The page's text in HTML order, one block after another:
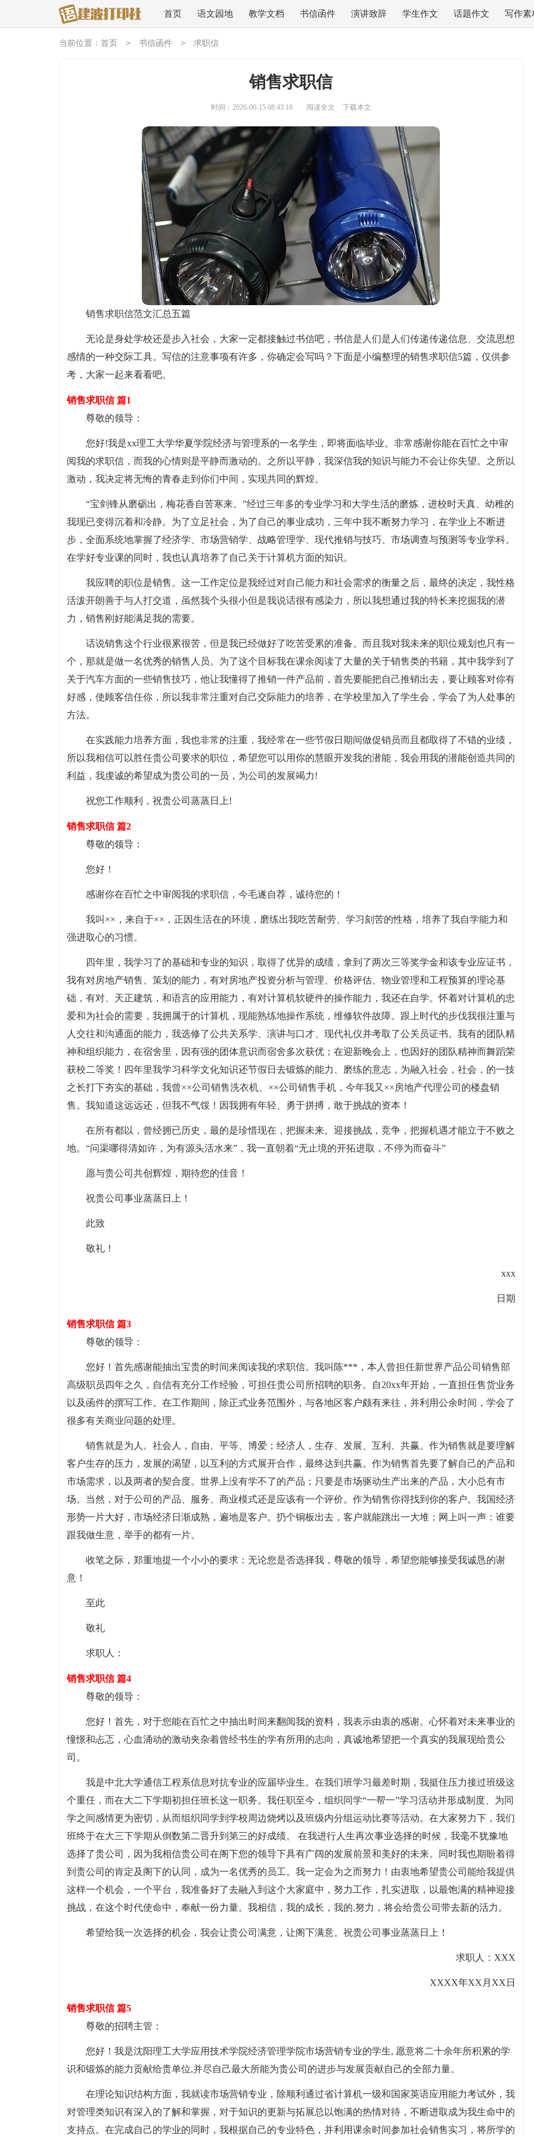
首页 语文园地 教学文档 书信函件 演讲致辞 学生作文 话题作文 写作素
当前位置： 首页 > 书信函件 > 求职信
销售求职信
时间：2026-06-15 08:43:18 阅读全文 下载本文
销售求职信范文汇总五篇
无论是身处学校还是步入社会，大家一定都接触过书信吧，书信是人们是人们传递传递信息、交流思想
感情的一种交际工具。写信的注意事项有许多，你确定会写吗？下面是小编整理的销售求职信5篇，仅供参
考，大家一起来看看吧。
销售求职信 篇1
尊敬的领导：
您好!我是xx理工大学华夏学院经济与管理系的一名学生，即将面临毕业。非常感谢你能在百忙之中审
阅我的求职信，而我的心情则是平静而激动的。之所以平静，我深信我的知识与能力不会让你失望。之所以
激动，我决定将无悔的青春走到你们中间，实现共同的辉煌。
“宝剑锋从磨砺出，梅花香自苦寒来。”经过三年多的专业学习和大学生活的磨炼，进校时天真、幼稚的
我现已变得沉着和冷静。为了立足社会，为了自己的事业成功，三年中我不断努力学习，在学业上不断进
步，全面系统地掌握了经济学、市场营销学、战略管理学、现代推销与技巧、市场调查与预测等专业学科。
在学好专业课的同时，我也认真培养了自己关于计算机方面的知识。
我应聘的职位是销售。这一工作定位是我经过对自己能力和社会需求的衡量之后，最终的决定，我性格
活泼开朗善于与人打交道，虽然我个头很小但是我说话很有感染力，所以我想通过我的特长来挖掘我的潜
力，销售刚好能满足我的需要。
话说销售这个行业很累很苦，但是我已经做好了吃苦受累的准备。而且我对我未来的职位规划也只有一
个，那就是做一名优秀的销售人员。为了这个目标我在课余阅读了大量的关于销售类的书籍，其中我学到了
关于汽车方面的一些销售技巧，他让我懂得了推销一件产品前，首先要能把自己推销出去，要让顾客对你有
好感，使顾客信任你，所以我非常注重对自己交际能力的培养，在学校里加入了学生会，学会了为人处事的
方法。
在实践能力培养方面，我也非常的注重，我经常在一些节假日期间做促销员而且都取得了不错的业绩，
所以我相信可以胜任贵公司要求的职位，希望您可以用你的慧眼开发我的潜能，我会用我的潜能创造共同的
利益，我虔诚的希望成为贵公司的一员，为公司的发展竭力!
祝您工作顺利，祝贵公司蒸蒸日上!
销售求职信 篇2
尊敬的领导：
您好！
感谢你在百忙之中审阅我的求职信，今毛遂自荐，诚待您的！
我叫××，来自于××，正因生活在的环境，磨练出我吃苦耐劳、学习刻苦的性格，培养了我自学能力和
强进取心的习惯。
四年里，我学习了的基础和专业的知识，取得了优异的成绩，拿到了两次三等奖学金和该专业应证书，
我有对房地产销售、策划的能力，有对房地产投资分析与管理、价格评估、物业管理和工程预算的理论基
础，有对、天正建筑，和语言的应用能力，有对计算机软硬件的操作能力，我还在自学。怀着对计算机的忠
爱和为社会的需要，我拥属于的计算机，现能熟练地操作系统，维修软件故障。跟上时代的步伐我很注重与
人交往和沟通面的能力，我选修了公共关系学、演讲与口才、现代礼仪并考取了公关员证书。我有的团队精
神和组织能力，在宿舍里，因有强的团体意识而宿舍多次获优；在迎新晚会上，也因好的团队精神而舞蹈荣
获校二等奖！四年里我学习科学文化知识还节假日去锻炼的能力、磨练的意志，为融入社会，社会，的一技
之长打下夯实的基础，我曾××公司销售洗衣机、××公司销售手机，今年我又××房地产代理公司的楼盘销
售。我知道这远远还，但我不气馁！因我拥有年轻、勇于拼搏，敢于挑战的资本！
在所有都以，曾经拥已历史，最的是珍惜现在，把握未来。迎接挑战，竞争，把握机遇才能立于不败之
地。“问渠哪得清如许，为有源头活水来”，我一直朝着“无止境的开拓进取，不停为而奋斗”
愿与贵公司共创辉煌，期待您的佳音！
祝贵公司事业蒸蒸日上！
此致
敬礼！
xxx
日期
销售求职信 篇3
尊敬的领导：
您好！首先感谢能抽出宝贵的时间来阅读我的求职信。我叫陈***，本人曾担任新世界产品公司销售部
高级职员四年之久，自信有充分工作经验，可担任贵公司所招聘的职务。自20xx年开始，一直担任售货业务
以及函件的撰写工作。在工作期间，除正式业务范围外，与各地区客户颇有来往，并利用公余时间，学会了
很多有关商业问题的处理。
销售就是为人。社会人，自由、平等、博爱；经济人，生存、发展、互利、共赢。作为销售就是要理解
客户生存的压力，发展的渴望，以互利的方式展开合作，最终达到共赢。作为销售首先要了解自己的产品和
市场需求，以及两者的契合度。世界上没有学不了的产品；只要是市场驱动生产出来的产品，大小总有市
场。当然，对于公司的产品、服务、商业模式还是应该有一个评价。作为销售你得找到你的客户。我国经济
形势一片大好，市场经济日渐成熟，遍地是客户。扔个铜板出去，客户就能跳出一大堆；网上叫一声：谁要
跟我做生意，举手的都有一片。
收笔之际，郑重地提一个小小的要求：无论您是否选择我，尊敬的领导，希望您能够接受我诚恳的谢
意！
至此
敬礼
求职人：
销售求职信 篇4
尊敬的领导：
您好！首先，对于您能在百忙之中抽出时间来翻阅我的资料，我表示由衷的感谢。心怀着对未来事业的
憧憬和忐忑，心血涌动的激动夹杂着曾经书生的学有所用的志向，真诚地希望把一个真实的我展现给贵公
司。
我是中北大学通信工程系信息对抗专业的应届毕业生。在我们班学习最差时期，我挺住压力接过班级这
个重任，而在大二下学期初担任班长这一职务。我任职至今，组织同学“一帮一”学习活动并形成制度、为同
学之间感情更为密切，从而组织同学到学校周边烧烤以及班级内分组运动比赛等活动。在大家努力下，我们
班终于在大三下学期从倒数第二晋升到第三的好成绩。 在我进行人生再次事业选择的时候，我毫不犹豫地
选择了贵公司，因为我相信贵公司在阁下您的领导下具有广阔的发展前景和美好的未来。同时我也期盼着得
到贵公司的肯定及阁下的认同，成为一名优秀的员工。我一定会为之而努力！由衷地希望贵公司能给我提供
这样一个机会，一个平台，我准备好了去融入到这个大家庭中，努力工作，扎实进取，以最饱满的精神迎接
挑战，在这个时代使命中，奉献一份力量。我相信，我的成长，我的.努力，将会给贵公司带去新的活力。
希望给我一次选择的机会，我会让贵公司满意，让阁下满意。祝贵公司事业蒸蒸日上！
求职人：XXX
XXXX年XX月XX日
销售求职信 篇5
尊敬的招聘主管：
您好！我是沈阳理工大学应用技术学院经济管理学院市场营销专业的学生, 愿意将二十余年所积累的学
识和锻炼的能力贡献给贵单位,并尽自己最大所能为贵公司的进步与发展贡献自己的全部力量。
在理论知识结构方面，我就读市场营销专业，除顺利通过省计算机一级和国家英语应用能力考试外，我
对管理类知识有深入的了解和掌握，对于知识的更新与拓展总以饱满的热情对待，不断进取成为我生命中的
支持点。在完成自己的学业的同时，我根据自己的专业特色，并利用课余时间参加社会销售实习，将所学的